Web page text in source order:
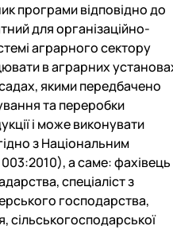
програми відповідно до
для організаційно-
аграрного сектору
в аграрних
якими передбачено
та переробки
і може виконувати
з Національним
а саме: фахівець
спеціаліст з
господарства,
сільськогосподарської